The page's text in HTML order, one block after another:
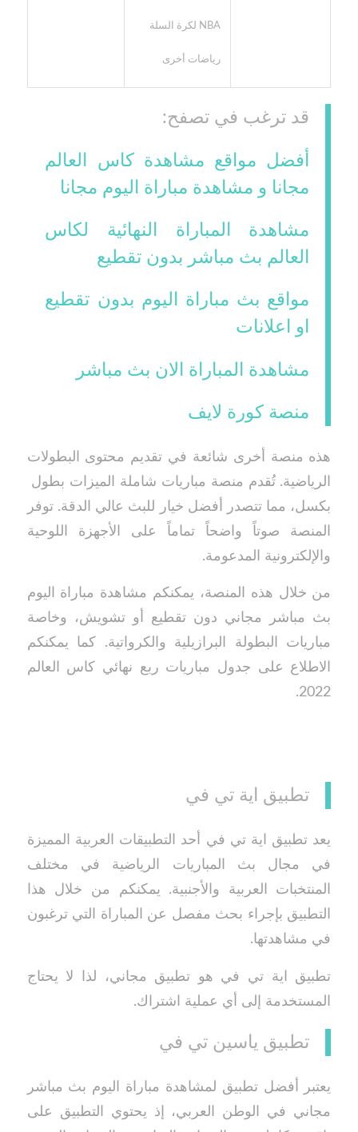
NBA لكرة السلة
رياضات أخرى
قد ترغب في تصفح:
أفضل مواقع مشاهدة كاس العالم
مجانا و مشاهدة مباراة اليوم مجانا
مشاهدة المباراة النهائية لكاس
العالم بث مباشر بدون تقطيع
مواقع بث مباراة اليوم بدون تقطيع
او اعلانات
مشاهدة المباراة الان بث مباشر
منصة كورة لايف
هذه منصة أخرى شائعة في تقديم محتوى البطولات
الرياضية. تُقدم منصة مباريات شاملة الميزات بطول
بكسل، مما تتصدر أفضل خيار للبث عالي الدقة. توفر
المنصة صوتاً واضحاً تماماً على الأجهزة اللوحية
والإلكترونية المدعومة.
من خلال هذه المنصة، يمكنكم مشاهدة مباراة اليوم
بث مباشر مجاني دون تقطيع أو تشويش، وخاصة
مباريات البطولة البرازيلية والكرواتية. كما يمكنكم
الاطلاع على جدول مباريات ربع نهائي كاس العالم
2022.
تطبيق اية تي في
يعد تطبيق اية تي في أحد التطبيقات العربية المميزة
في مجال بث المباريات الرياضية في مختلف
المنتخبات العربية والأجنبية. يمكنكم من خلال هذا
التطبيق بإجراء بحث مفصل عن المباراة التي ترغبون
في مشاهدتها.
تطبيق اية تي في هو تطبيق مجاني، لذا لا يحتاج
المستخدمة إلى أي عملية اشتراك.
تطبيق ياسين تي في
يعتبر أفضل تطبيق لمشاهدة مباراة اليوم بث مباشر
مجاني في الوطن العربي، إذ يحتوي التطبيق على